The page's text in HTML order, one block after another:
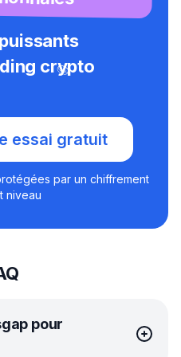
crypto
essai gratuit
par un chiffrement
niveau
pour